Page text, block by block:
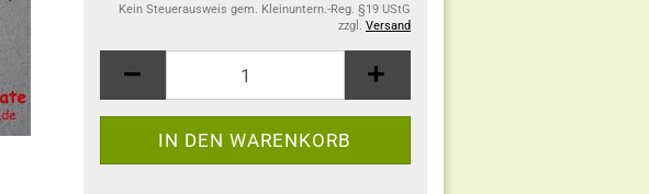
Kein Steuerausweis gem. Kleinuntern.-Reg. §19 UStG
zzgl. Versand